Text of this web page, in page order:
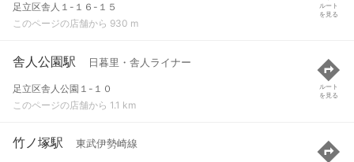
足立区舎人１-１６-１５
このページの店舗から 930 m
ルート
を見る
舎人公園駅 日暮里・舎人ライナー
足立区舎人公園１-１０
このページの店舗から 1.1 km
ルート
を見る
竹ノ塚駅 東武伊勢崎線